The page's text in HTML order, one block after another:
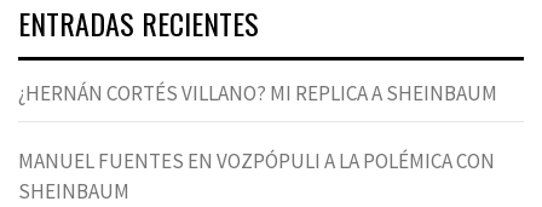
ENTRADAS RECIENTES
¿HERNÁN CORTÉS VILLANO? MI REPLICA A SHEINBAUM
MANUEL FUENTES EN VOZPÓPULI A LA POLÉMICA CON
SHEINBAUM